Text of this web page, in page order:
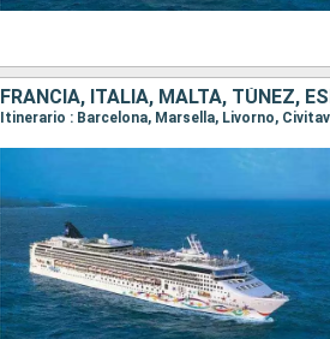
FRANCIA, ITALIA, MALTA, TÚNEZ,